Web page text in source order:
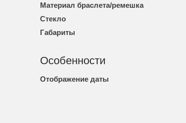
Материал браслета/ремешка
Стекло
Габариты
Особенности
Отображение даты